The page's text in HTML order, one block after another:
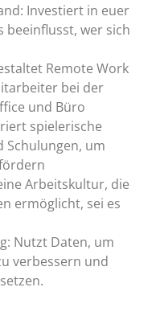
Investiert in euer
beeinflusst, wer sich
Remote Work
bei der
und Büro
spielerische
Schulungen, um
Arbeitskultur, die
ermöglicht, sei es
Nutzt Daten, um
verbessern und